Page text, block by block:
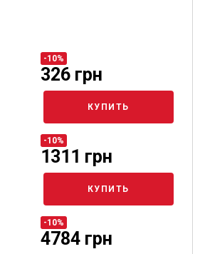
-10%
326 грн
КУПИТЬ
-10%
1311 грн
КУПИТЬ
-10%
4784 грн